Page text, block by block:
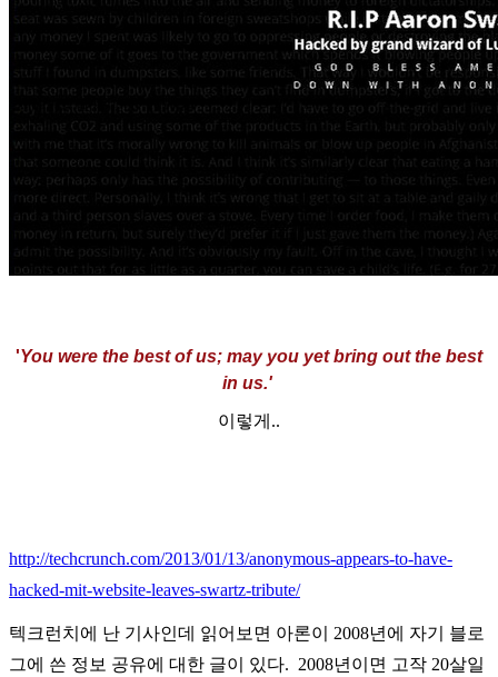
'You were the best of us; may you yet bring out the best
in us.'
이렇게..
http://techcrunch.com/2013/01/13/anonymous-appears-to-have-
hacked-mit-website-leaves-swartz-tribute/
텍크런치에 난 기사인데 읽어보면 아론이 2008년에 자기 블로
그에 쓴 정보 공유에 대한 글이 있다. 2008년이면 고작 20살일